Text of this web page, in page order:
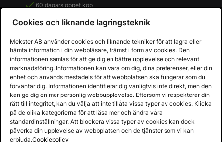
60 dagars öppet köp
Fria returer
Copyright © 2013 - 2026 - Mekster AB
Cookies och liknande lagringsteknik
Mekster AB använder cookies och liknande tekniker för att lagra eller
hämta information i din webbläsare, främst i form av cookies. Den
informationen samlas för att ge dig en bättre upplevelse och relevant
marknadsföring. Informationen kan vara om dig, dina preferenser, eller din
enhet och används mestadels för att webbplatsen ska fungerar som du
förväntar dig. Informationen identifierar dig vanligtvis inte direkt, men den
kan ge dig en mer personlig webbupplevelse. Eftersom vi respekterar din
rätt till integritet, kan du välja att inte tillåta vissa typer av cookies. Klicka
på de olika kategorierna för att läsa mer och ändra våra
standardinställningar. Att blockera vissa typer av cookies kan dock
påverka din upplevelse av webbplatsen och de tjänster som vi kan
erbjuda.Cookiepolicy